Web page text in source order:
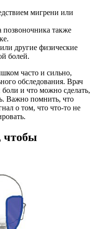
мигрени или
позвоночника также
другие физические
болей.
часто и сильно,
обследования. Врач
и что можно сделать,
Важно помнить, что
о том, что что-то не
чтобы